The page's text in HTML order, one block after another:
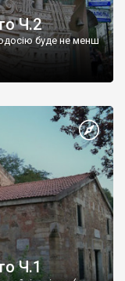
Ч.2
буде не менш
Ч.1